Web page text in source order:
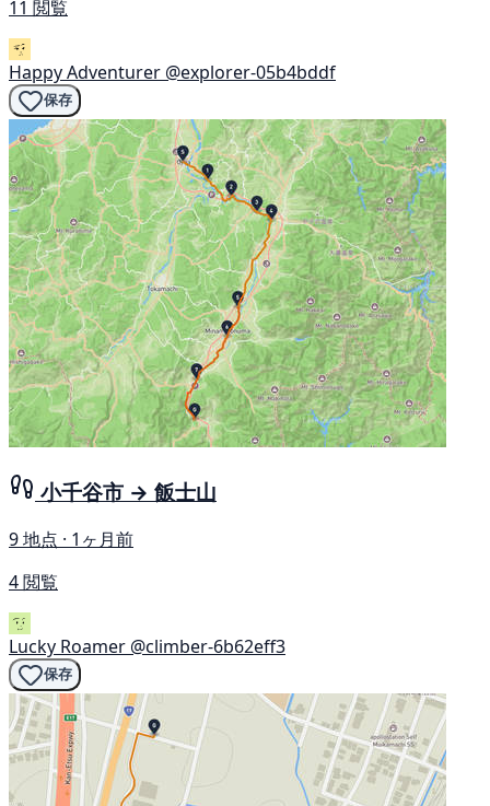
11 閲覧
Happy Adventurer @explorer-05b4bddf
保存
小千谷市 → 飯士山
9 地点 · 1ヶ月前
4 閲覧
Lucky Roamer @climber-6b62eff3
保存